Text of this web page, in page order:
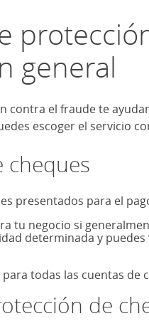
general
contra el fraude te
escoger el servicio
cheques
presentados para el
tu negocio si
determinada y
todas las cuentas de
de